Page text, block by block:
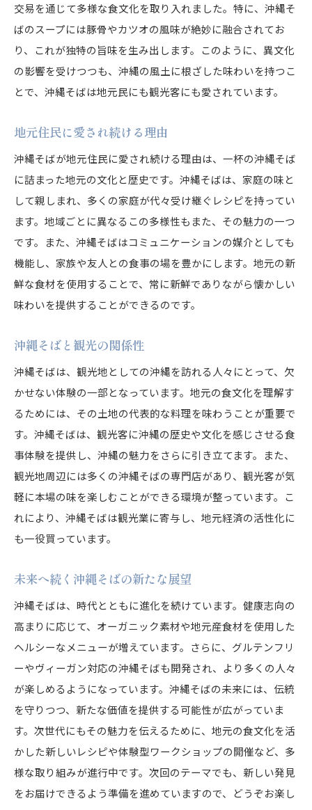
地元の野菜が活きる一杯
自然の恵みを最大限に活かす技術
地元の人々と繋がる沖縄そばの食文化
家庭の味としての沖縄そば
地元のイベントでの沖縄そばの役割
食を通じた人々の交流
文化としての沖縄そばの位置づけ
地域に根付く食文化の伝承
沖縄そばを通じて知る沖縄の文化と伝統
祭事と食文化の関係性
伝統行事における沖縄そばの重要性
地域ごとの特色ある文化を味わう
沖縄そばを通じた文化の継承
沖縄そばの旅で心に残る特別な時間を過ごす
そば旅の計画とおすすめルート
現地の人と共に過ごすひととき
四季折々の風景と沖縄そば
心を癒す沖縄の風土と食
交易を通じて多様な食文化を取り入れました。特に、沖縄そ
ばのスープには豚骨やカツオの風味が絶妙に融合されてお
り、これが独特の旨味を生み出します。このように、異文化
の影響を受けつつも、沖縄の風土に根ざした味わいを持つこ
とで、沖縄そばは地元民にも観光客にも愛されています。
地元住民に愛され続ける理由
沖縄そばが地元住民に愛され続ける理由は、一杯の沖縄そば
に詰まった地元の文化と歴史です。沖縄そばは、家庭の味と
して親しまれ、多くの家庭が代々受け継ぐレシピを持ってい
ます。地域ごとに異なるこの多様性もまた、その魅力の一つ
です。また、沖縄そばはコミュニケーションの媒介としても
機能し、家族や友人との食事の場を豊かにします。地元の新
鮮な食材を使用することで、常に新鮮でありながら懐かしい
味わいを提供することができるのです。
沖縄そばと観光の関係性
沖縄そばは、観光地としての沖縄を訪れる人々にとって、欠
かせない体験の一部となっています。地元の食文化を理解す
るためには、その土地の代表的な料理を味わうことが重要で
す。沖縄そばは、観光客に沖縄の歴史や文化を感じさせる食
事体験を提供し、沖縄の魅力をさらに引き立てます。また、
観光地周辺には多くの沖縄そばの専門店があり、観光客が気
軽に本場の味を楽しむことができる環境が整っています。こ
れにより、沖縄そばは観光業に寄与し、地元経済の活性化に
も一役買っています。
未来へ続く沖縄そばの新たな展望
沖縄そばは、時代とともに進化を続けています。健康志向の
高まりに応じて、オーガニック素材や地元産食材を使用した
ヘルシーなメニューが増えています。さらに、グルテンフリ
ーやヴィーガン対応の沖縄そばも開発され、より多くの人々
が楽しめるようになっています。沖縄そばの未来には、伝統
を守りつつ、新たな価値を提供する可能性が広がっていま
す。次世代にもその魅力を伝えるために、地元の食文化を活
かした新しいレシピや体験型ワークショップの開催など、多
様な取り組みが進行中です。次回のテーマでも、新しい発見
をお届けできるよう準備を進めていますので、どうぞお楽し